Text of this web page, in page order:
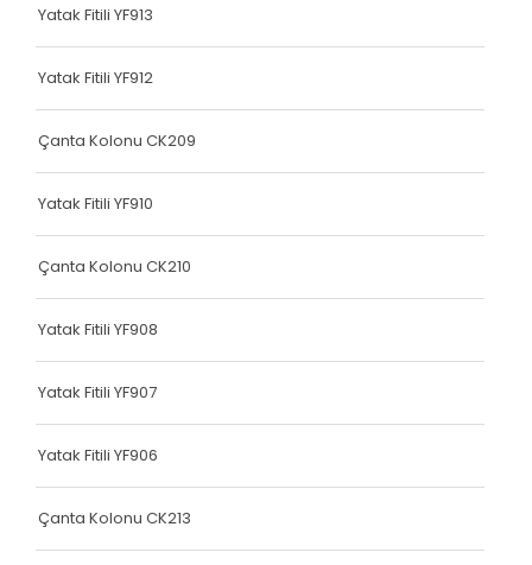
Hava Kapsülü
Hava Kapsülü
Hava Kapsülü
Dokuma Lastiği
Hava Kapsülü
Terlik Kolonu
Yatak Fitili YF913
Yatak Fitili YF912
Çanta Kolonu CK209
Yatak Fitili YF910
Çanta Kolonu CK210
Yatak Fitili YF908
Yatak Fitili YF907
Yatak Fitili YF906
Çanta Kolonu CK213